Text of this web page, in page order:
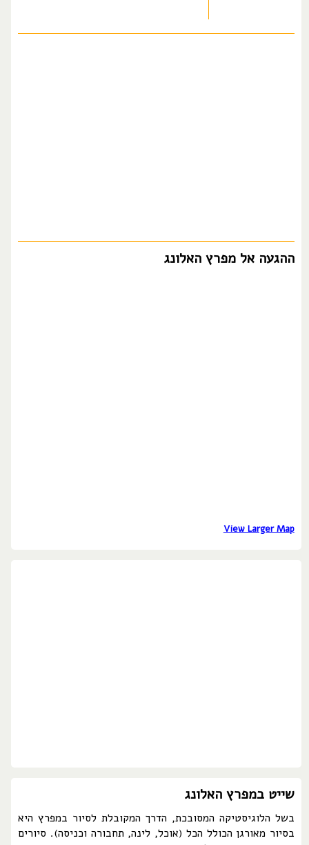
ההגעה אל מפרץ האלונג
View Larger Map
שייט במפרץ האלונג
בשל הלוגיסטיקה המסובכת, הדרך המקובלת לסיור במפרץ היא
בסיור מאורגן הכולל הכל (אוכל, לינה, תחבורה וכניסה). סיורים